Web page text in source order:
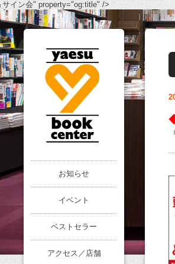
イン会" property="og:title" />
お知らせ
イベント
ベストセラー
アクセス／店舗